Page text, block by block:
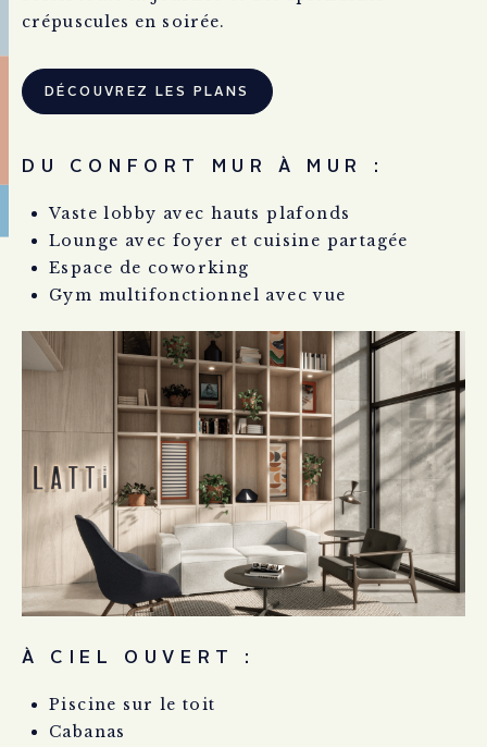
crépuscules en soirée.
DÉCOUVREZ LES PLANS
DU CONFORT MUR À MUR :
Vaste lobby avec hauts plafonds
Lounge avec foyer et cuisine partagée
Espace de coworking
Gym multifonctionnel avec vue
À CIEL OUVERT :
Piscine sur le toit
Cabanas